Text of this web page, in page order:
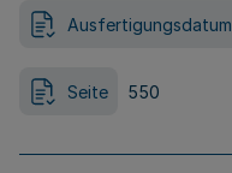
Ausfertigungsdatum
Seite 550